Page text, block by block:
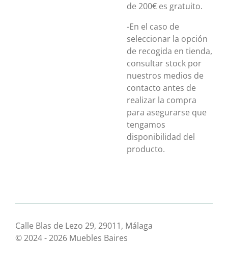
de 200€ es gratuito.
-En el caso de
seleccionar la opción
de recogida en tienda,
consultar stock por
nuestros medios de
contacto antes de
realizar la compra
para asegurarse que
tengamos
disponibilidad del
producto.
Calle Blas de Lezo 29, 29011, Málaga
© 2024 - 2026 Muebles Baires